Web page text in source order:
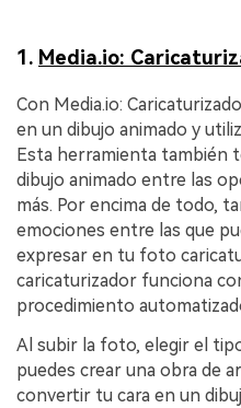
1. Media.io:
Con Media.io:
en un dibujo animado y
Esta herramienta también
dibujo animado entre las
más. Por encima de todo,
emociones entre las que
expresar en tu foto
caricaturizador funciona
procedimiento
Al subir la foto, elegir el
puedes crear una obra de
convertir tu cara en un